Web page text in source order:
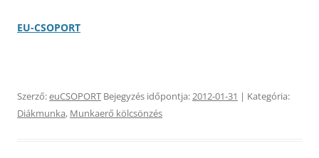
EU-CSOPORT
Szerző:euCSOPORT Bejegyzés időpontja:2012-01-31 | Kategória:
Diákmunka, Munkaerő kölcsönzés